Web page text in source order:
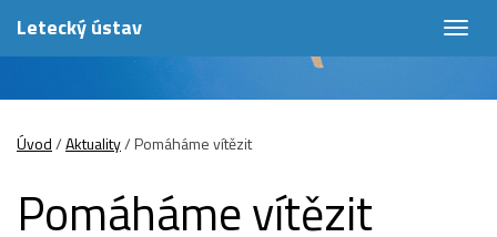
Letecký ústav
Úvod/Aktuality/Pomáháme vítězit
Pomáháme vítězit